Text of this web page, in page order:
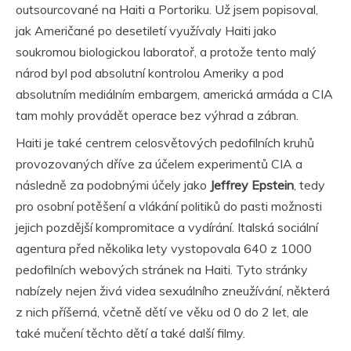
outsourcované na Haiti a Portoriku. Už jsem popisoval,
jak Američané po desetiletí využívaly Haiti jako
soukromou biologickou laboratoř, a protože tento malý
národ byl pod absolutní kontrolou Ameriky a pod
absolutním mediálním embargem, americká armáda a CIA
tam mohly provádět operace bez výhrad a zábran.
Haiti je také centrem celosvětových pedofilních kruhů
provozovaných dříve za účelem experimentů CIA a
následně za podobnými účely jako Jeffrey Epstein , tedy
pro osobní potěšení a vlákání politiků do pasti možnosti
jejich pozdější kompromitace a vydírání. Italská sociální
agentura před několika lety vystopovala 640 z 1000
pedofilních webových stránek na Haiti. Tyto stránky
nabízely nejen živá videa sexuálního zneužívání, některá
z nich příšerná, včetně dětí ve věku od 0 do 2 let, ale
také mučení těchto dětí a také další filmy.